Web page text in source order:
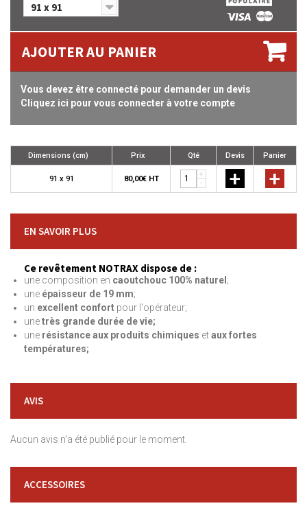
91 x 91
AJOUTER AU PANIER
Vous devez être connecté pour demander un devis
Cliquez ici pour vous connecter à votre compte
Dimensions (cm) Prix Qté Devis Panier
91 x 91 80,00€ HT
+
-
+ +
EN SAVOIR PLUS
Ce revêtement NOTRAX dispose de :
une composition en caoutchouc 100% naturel ;
une épaisseur de 19 mm;
un excellent confort pour l'opérateur;
unetrès grande durée de vie;
une résistance aux produits chimiques etaux fortes
températures;
AVIS
Aucun avis n'a été publié pour le moment.
ACCESSOIRES